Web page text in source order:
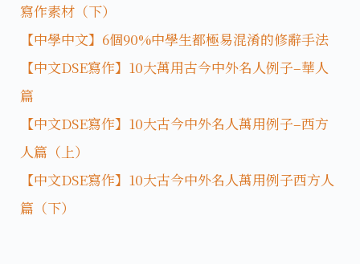
寫作素材（下）
【中學中文】6個90%中學生都極易混淆的修辭手法
【中文DSE寫作】10大萬用古今中外名人例子–華人
篇
【中文DSE寫作】10大古今中外名人萬用例子–西方
人篇（上）
【中文DSE寫作】10大古今中外名人萬用例子西方人
篇（下）